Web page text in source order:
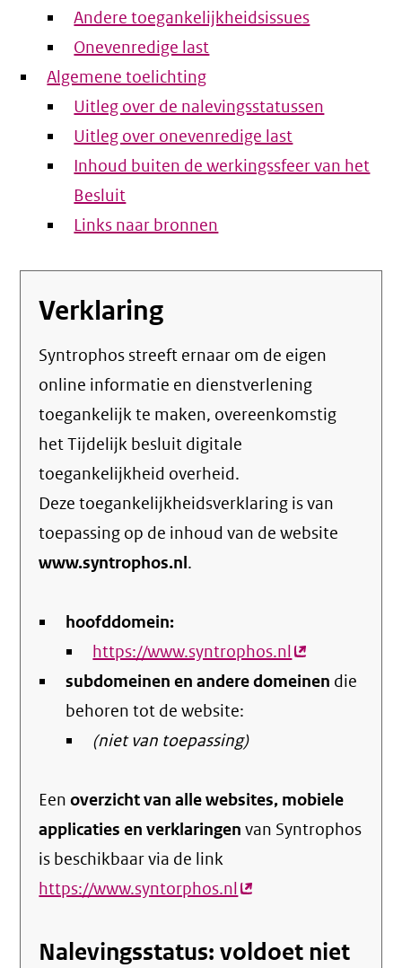
Andere toegankelijkheidsissues
Onevenredige last
Algemene toelichting
Uitleg over de nalevingsstatussen
Uitleg over onevenredige last
Inhoud buiten de werkingssfeer van het
Besluit
Links naar bronnen
Verklaring
Syntrophos streeft ernaar om de eigen
online informatie en dienstverlening
toegankelijk te maken, overeenkomstig
hetTijdelijk besluit digitale
toegankelijkheid overheid.
Deze toegankelijkheidsverklaring is van
toepassing op de inhoud van de website
www.syntrophos.nl.
hoofddomein:
https://www.syntrophos.nl(externe
link)
subdomeinen en andere domeinen die
behoren tot de website:
(niet van toepassing)
Eenoverzicht van alle websites, mobiele
applicaties en verklaringen van Syntrophos
is beschikbaar via de link
https://www.syntorphos.nl(externe
Nalevingsstatus: voldoet niet